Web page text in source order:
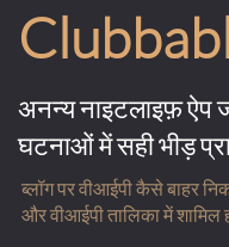
अनन्य नाइटलाइफ़ ऐप
घटनाओं में सही भीड़
ब्लॉग पर वीआईपी कैसे बाहर
और वीआईपी तालिका में